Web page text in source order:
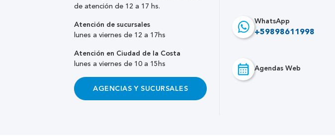
WhatsApp
+59898611998
Agendas Web
de atención de 12 a 17 hs.
Atención de sucursales
lunes a viernes de 12 a 17hs
Atención en Ciudad de la Costa
lunes a viernes de 10 a 15hs
AGENCIAS Y SUCURSALES